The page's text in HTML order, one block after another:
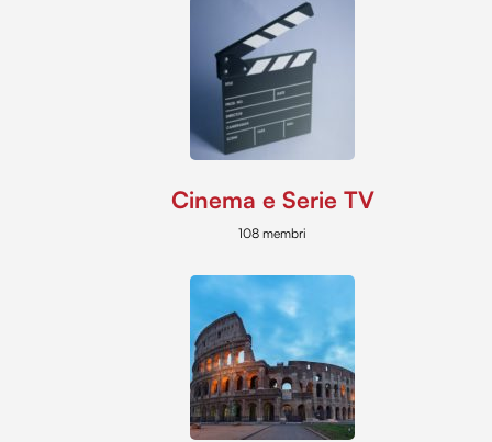
Cinema e Serie TV
108 membri